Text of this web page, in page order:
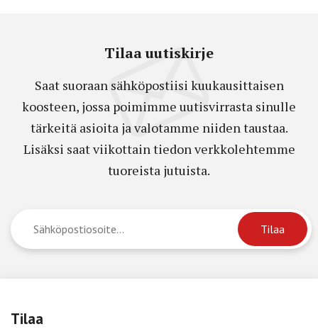
Tilaa uutiskirje
Saat suoraan sähköpostiisi kuukausittaisen
koosteen, jossa poimimme uutisvirrasta sinulle
tärkeitä asioita ja valotamme niiden taustaa.
Lisäksi saat viikottain tiedon verkkolehtemme
tuoreista jutuista.
Tilaa